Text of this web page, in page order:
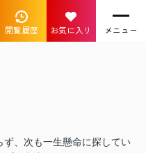
閲覧履歴 お気に入り メニュー
、次も一生懸命に探してい